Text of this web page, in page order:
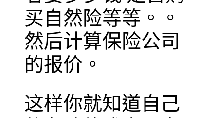
买自然险等等。。
然后计算保险公司
的报价。
这样你就知道自己